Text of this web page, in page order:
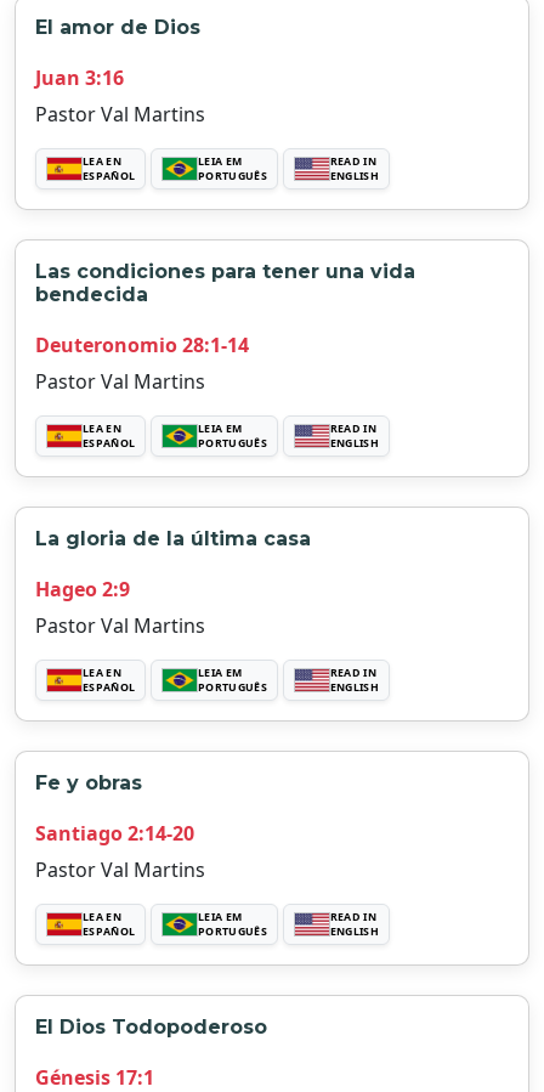
El amor de Dios
Juan 3:16
Pastor Val Martins
LEA EN
ESPAÑOL
LEIA EM
PORTUGUÊS
READ IN
ENGLISH
Las condiciones para tener una vida
bendecida
Deuteronomio 28:1-14
Pastor Val Martins
LEA EN
ESPAÑOL
LEIA EM
PORTUGUÊS
READ IN
ENGLISH
La gloria de la última casa
Hageo 2:9
Pastor Val Martins
LEA EN
ESPAÑOL
LEIA EM
PORTUGUÊS
READ IN
ENGLISH
Fe y obras
Santiago 2:14-20
Pastor Val Martins
LEA EN
ESPAÑOL
LEIA EM
PORTUGUÊS
READ IN
ENGLISH
El Dios Todopoderoso
Génesis 17:1